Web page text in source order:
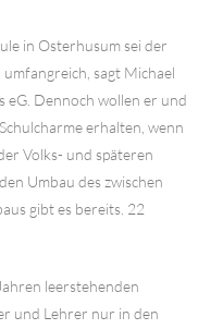
in Osterhusum sei der
sagt Michael
Dennoch wollen er und
erhalten, wenn
Volks- und späteren
Umbau des zwischen
gibt es bereits. 22
leerstehenden
und Lehrer nur in den